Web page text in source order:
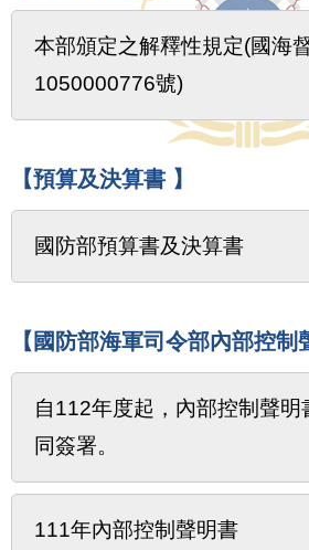
本部頒定之解釋性規定(國海
1050000776號)
【預算及決算書 】
國防部預算書及決算書
【國防部海軍司令部內部控制
自112年度起，內部控制聲明
同簽署。
111年內部控制聲明書